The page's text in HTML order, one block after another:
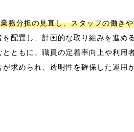
務分担の見直し、スタッフの働き
配置し、計画的な取り組みを進め
ともに、職員の定着率向上や利用